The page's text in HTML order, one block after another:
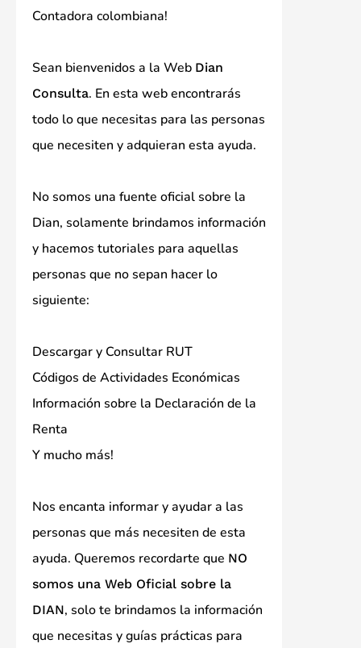
Contadora colombiana!
Sean bienvenidos a la Web Dian
Consulta. En esta web encontrarás
todo lo que necesitas para las personas
que necesiten y adquieran esta ayuda.
No somos una fuente oficial sobre la
Dian, solamente brindamos información
y hacemos tutoriales para aquellas
personas que no sepan hacer lo
siguiente:
Descargar y Consultar RUT
Códigos de Actividades Económicas
Información sobre la Declaración de la
Renta
Y mucho más!
Nos encanta informar y ayudar a las
personas que más necesiten de esta
ayuda. Queremos recordarte que NO
somos una Web Oficial sobre la
DIAN, solo te brindamos la información
que necesitas y guías prácticas para